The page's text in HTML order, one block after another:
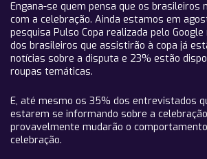
Engana-se quem pensa que os brasileiros
com a celebração. Ainda estamos em
pesquisa Pulso Copa realizada pelo
dos brasileiros que assistirão à copa já
notícias sobre a disputa e 23% estão
roupas temáticas.
E, até mesmo os 35% dos entrevistados
estarem se informando sobre a
provavelmente mudarão o
celebração.